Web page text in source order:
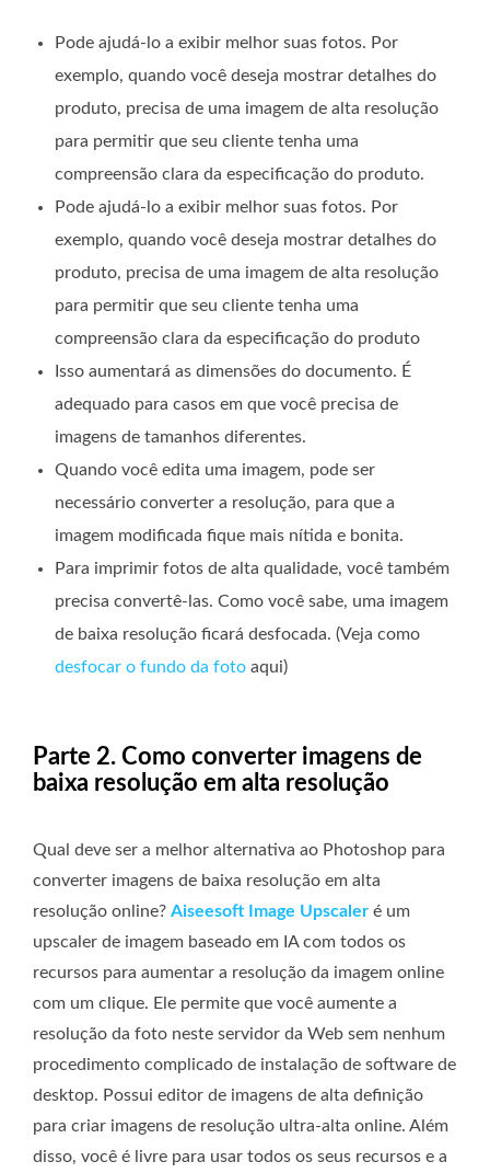
Pode ajudá-lo a exibir melhor suas fotos. Por
exemplo, quando você deseja mostrar detalhes do
produto, precisa de uma imagem de alta resolução
para permitir que seu cliente tenha uma
compreensão clara da especificação do produto.
Pode ajudá-lo a exibir melhor suas fotos. Por
exemplo, quando você deseja mostrar detalhes do
produto, precisa de uma imagem de alta resolução
para permitir que seu cliente tenha uma
compreensão clara da especificação do produto
Isso aumentará as dimensões do documento. É
adequado para casos em que você precisa de
imagens de tamanhos diferentes.
Quando você edita uma imagem, pode ser
necessário converter a resolução, para que a
imagem modificada fique mais nítida e bonita.
Para imprimir fotos de alta qualidade, você também
precisa convertê-las. Como você sabe, uma imagem
de baixa resolução ficará desfocada. (Veja como
desfocar o fundo da foto aqui)
Parte 2. Como converter imagens de
baixa resolução em alta resolução
Qual deve ser a melhor alternativa ao Photoshop para
converter imagens de baixa resolução em alta
resolução online? Aiseesoft Image Upscaler é um
upscaler de imagem baseado em IA com todos os
recursos para aumentar a resolução da imagem online
com um clique. Ele permite que você aumente a
resolução da foto neste servidor da Web sem nenhum
procedimento complicado de instalação de software de
desktop. Possui editor de imagens de alta definição
para criar imagens de resolução ultra-alta online. Além
disso, você é livre para usar todos os seus recursos e a